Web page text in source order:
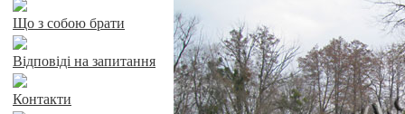
Що з собою брати
Відповіді на запитання
Контакти